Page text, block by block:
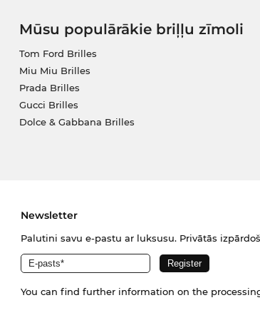
Mūsu populārākie briļļu zīmoli
Tom Ford Brilles
Miu Miu Brilles
Prada Brilles
Gucci Brilles
Dolce & Gabbana Brilles
Newsletter
Palutini savu e-pastu ar luksusu. Privātās
You can find further information on the